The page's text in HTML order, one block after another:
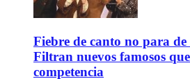
Fiebre de canto no para
Filtran nuevos famosos
competencia